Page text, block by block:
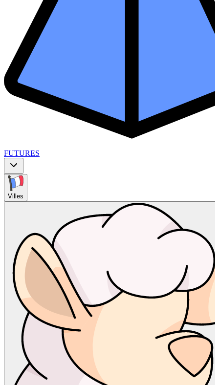
FUTURES
Villes